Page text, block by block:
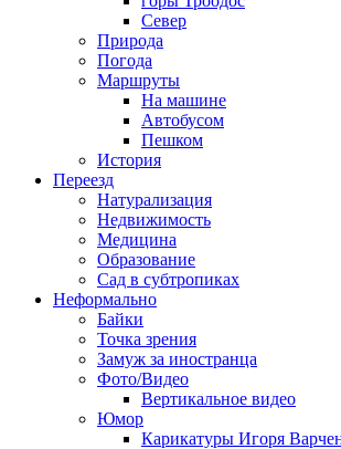
Север
Природа
Погода
Маршруты
На машине
Автобусом
Пешком
История
Переезд
Натурализация
Недвижимость
Медицина
Образование
Сад в субтропиках
Неформально
Байки
Точка зрения
Замуж за иностранца
Фото/Видео
Вертикальное видео
Юмор
Карикатуры Игоря